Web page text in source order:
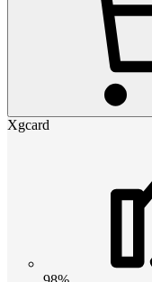
Xgcard